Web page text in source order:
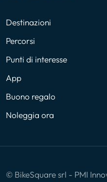
Destinazioni
Percorsi
Punti di interesse
App
Buono regalo
Noleggia ora
© BikeSquare srl - PMI